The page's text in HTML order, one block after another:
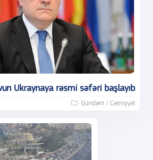
Ukraynaya rəsmi səfəri başlayıb
Gündəm / Cəmiyyət